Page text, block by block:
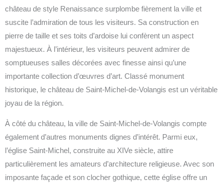
château de style Renaissance surplombe fièrement la ville et
suscite l’admiration de tous les visiteurs. Sa construction en
pierre de taille et ses toits d’ardoise lui confèrent un aspect
majestueux. À l’intérieur, les visiteurs peuvent admirer de
somptueuses salles décorées avec finesse ainsi qu’une
importante collection d’œuvres d’art. Classé monument
historique, le château de Saint-Michel-de-Volangis est un véritable
joyau de la région.
À côté du château, la ville de Saint-Michel-de-Volangis compte
également d’autres monuments dignes d’intérêt. Parmi eux,
l’église Saint-Michel, construite au XIVe siècle, attire
particulièrement les amateurs d’architecture religieuse. Avec son
imposante façade et son clocher gothique, cette église offre un